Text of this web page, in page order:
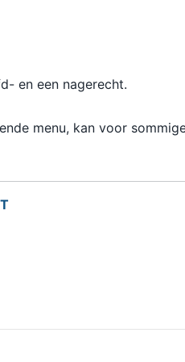
en een nagerecht.
menu, kan voor